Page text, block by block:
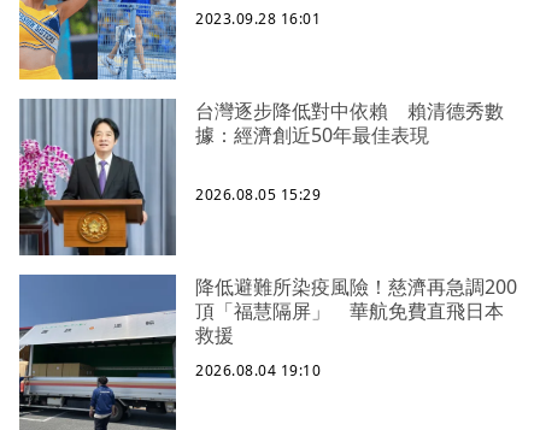
2023.09.28 16:01
台灣逐步降低對中依賴 賴清德秀數
據：經濟創近50年最佳表現
2026.08.05 15:29
降低避難所染疫風險！慈濟再急調200
頂「福慧隔屏」 華航免費直飛日本
救援
2026.08.04 19:10